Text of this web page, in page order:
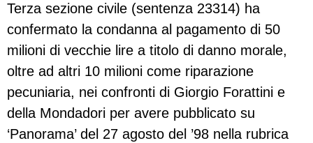
Terza sezione civile (sentenza 23314) ha
confermato la condanna al pagamento di 50
milioni di vecchie lire a titolo di danno morale,
oltre ad altri 10 milioni come riparazione
pecuniaria, nei confronti di Giorgio Forattini e
della Mondadori per avere pubblicato su
‘Panorama’ del 27 agosto del ’98 nella rubrica